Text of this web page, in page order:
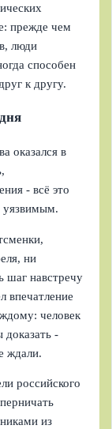
прежде чем
люди
способен
к другу.
оказался в
- всё это
уязвимым.
ни
шаг навстречу
впечатление
человек
доказать -
ждали.
российского
из